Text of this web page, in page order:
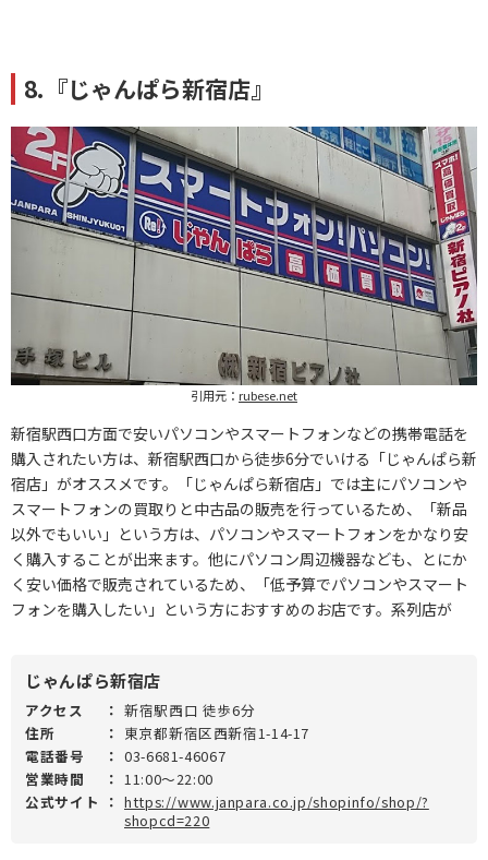
8.『じゃんぱら新宿店』
引用元： rubese.net
新宿駅西口方面で安いパソコンやスマートフォンなどの携帯電話を
購入されたい方は、新宿駅西口から徒歩6分でいける「じゃんぱら新
宿店」がオススメです。「じゃんぱら新宿店」では主にパソコンや
スマートフォンの買取りと中古品の販売を行っているため、「新品
以外でもいい」という方は、パソコンやスマートフォンをかなり安
く購入することが出来ます。他にパソコン周辺機器なども、とにか
く安い価格で販売されているため、「低予算でパソコンやスマート
フォンを購入したい」という方におすすめのお店です。系列店が
じゃんぱら新宿店
アクセス ： 新宿駅西口 徒歩6分
住所
： 東京都新宿区西新宿1-14-17
電話番号
： 03-6681-46067
営業時間
： 11:00～22:00
公式サイト
： https://www.janpara.co.jp/shopinfo/shop/?
shopcd=220